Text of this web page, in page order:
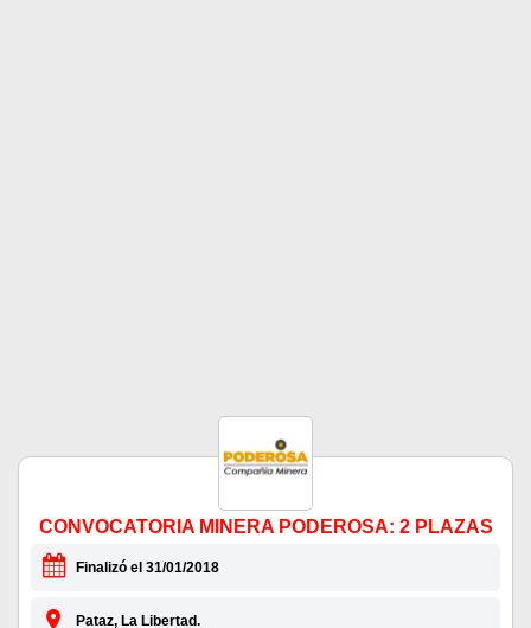
CONVOCATORIA MINERA PODEROSA: 2 PLAZAS
Finalizó el 31/01/2018
Pataz, La Libertad.